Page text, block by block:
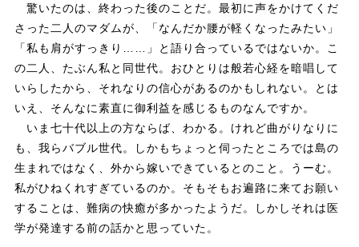
驚いたのは、終わった後のことだ。最初に声をかけてくだ
さった二人のマダムが、「なんだか腰が軽くなったみたい」
「私も肩がすっきり……」と語り合っているではないか。こ
の二人、たぶん私と同世代。おひとりは般若心経を暗唱して
いらしたから、それなりの信心があるのかもしれない。とは
いえ、そんなに素直に御利益を感じるものなんですか。
いま七十代以上の方ならば、わかる。けれど曲がりなりに
も、我らバブル世代。しかもちょっと伺ったところでは島の
生まれではなく、外から嫁いできているとのこと。うーむ。
私がひねくれすぎているのか。そもそもお遍路に来てお願い
することは、難病の快癒が多かったようだ。しかしそれは医
学が発達する前の話かと思っていた。